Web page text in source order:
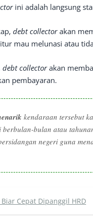
ini adalah langsung
debt collectorakan
mau melunasi atau
debt collectorakan
pembayaran.
kendaraan tersebut
bulan atau
negeri guna
Cepat Dipanggil HRD